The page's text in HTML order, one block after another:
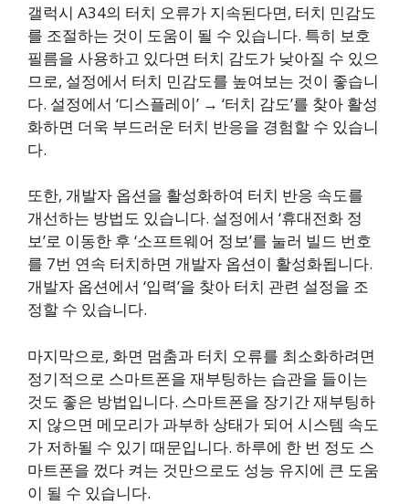
갤럭시 A34의 터치 오류가 지속된다면, 터치 민감도
를 조절하는 것이 도움이 될 수 있습니다. 특히 보호
필름을 사용하고 있다면 터치 감도가 낮아질 수 있으
므로, 설정에서 터치 민감도를 높여보는 것이 좋습니
다. 설정에서 ‘디스플레이’ → ‘터치 감도’를 찾아 활성
화하면 더욱 부드러운 터치 반응을 경험할 수 있습니
다.
또한, 개발자 옵션을 활성화하여 터치 반응 속도를
개선하는 방법도 있습니다. 설정에서 ‘휴대전화 정
보’로 이동한 후 ‘소프트웨어 정보’를 눌러 빌드 번호
를 7번 연속 터치하면 개발자 옵션이 활성화됩니다.
개발자 옵션에서 ‘입력’을 찾아 터치 관련 설정을 조
정할 수 있습니다.
마지막으로, 화면 멈춤과 터치 오류를 최소화하려면
정기적으로 스마트폰을 재부팅하는 습관을 들이는
것도 좋은 방법입니다. 스마트폰을 장기간 재부팅하
지 않으면 메모리가 과부하 상태가 되어 시스템 속도
가 저하될 수 있기 때문입니다. 하루에 한 번 정도 스
마트폰을 껐다 켜는 것만으로도 성능 유지에 큰 도움
이 될 수 있습니다.